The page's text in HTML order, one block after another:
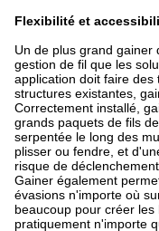
Flexibilité et
Un de plus grand gainer
gestion de fil que les
application doit faire
structures existantes,
Correctement installé,
grands paquets de fils
serpentée le long des
plisser ou fendre, et
risque de
Gainer également
évasions n'importe où
beaucoup pour créer
pratiquement n'importe